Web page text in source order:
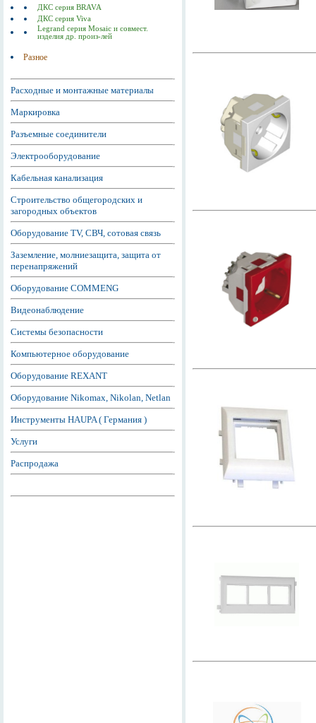
ДКС серия BRAVA
ДКС серия Viva
Legrand серия Mosaic и совмест.
изделия др. произ-лей
Разное
Расходные и монтажные материалы
Маркировка
Разъемные соединители
Электрооборудование
Кабельная канализация
Строительство общегородских и
загородных объектов
Оборудование TV, СВЧ, сотовая связь
Заземление, молниезащита, защита от
перенапряжений
Оборудование COMMENG
Видеонаблюдение
Системы безопасности
Компьютерное оборудование
Оборудование REXANT
Оборудование Nikomax, Nikolan, Netlan
Инструменты HAUPA ( Германия )
Услуги
Распродажа